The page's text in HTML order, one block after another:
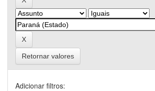
Retornar valores
Adicionar filtros: